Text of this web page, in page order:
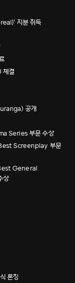
지분 취득
체결
공개
Series 부문 수상
Screenplay 부문
General
상
론칭